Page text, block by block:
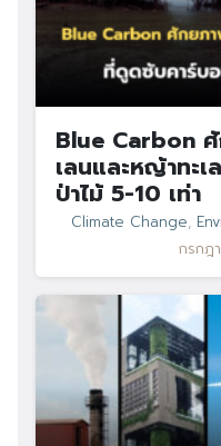
Blue Carbon
เลนและหญ้าทะ
ป่าไม้ 5-10 เท่า
Climate Change,
กรกฎ